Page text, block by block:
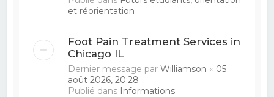
et réorientation
Foot Pain Treatment Services in
Chicago IL
Dernier message parWilliamson « 05
août 2026, 20:28
Publié dans Informations